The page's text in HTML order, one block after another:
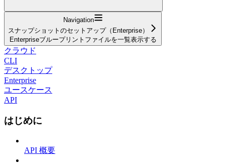
Navigation
スナップショットのセットアップ（Enterprise）
Enterpriseブループリントファイルを一覧表示する
クラウド
CLI
デスクトップ
Enterprise
ユースケース
API
はじめに
API 概要